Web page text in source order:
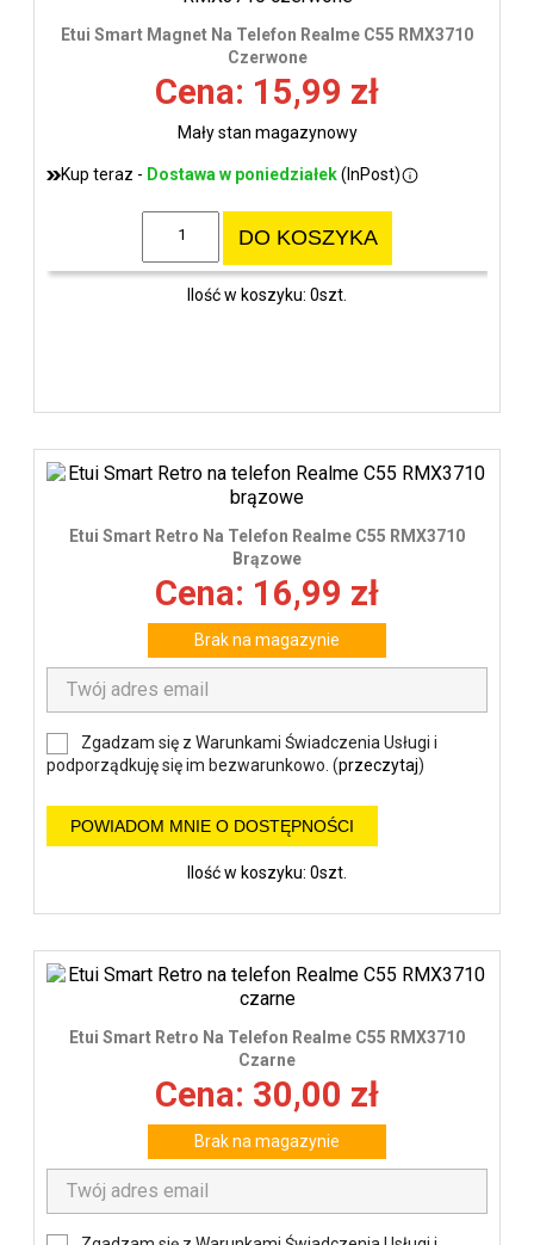
Etui Smart Magnet Na Telefon Realme C55 RMX3710
Czerwone
Cena: 15,99 zł
Mały stan magazynowy
Kup teraz - Dostawa w poniedziałek(InPost)
DO KOSZYKA
Ilość w koszyku: 0szt.
Etui Smart Retro Na Telefon Realme C55 RMX3710
Brązowe
Cena: 16,99 zł
Brak na magazynie
Zgadzam się z Warunkami Świadczenia Usługi i
podporządkuję się im bezwarunkowo. (przeczytaj)
POWIADOM MNIE O DOSTĘPNOŚCI
Ilość w koszyku: 0szt.
Etui Smart Retro Na Telefon Realme C55 RMX3710
Czarne
Cena: 30,00 zł
Brak na magazynie